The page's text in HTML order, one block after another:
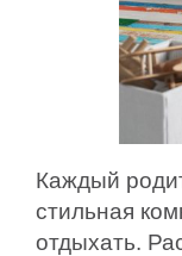
Каждый
стильная
отдыхать.